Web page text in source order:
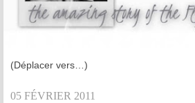
05 FÉVRIER 2011